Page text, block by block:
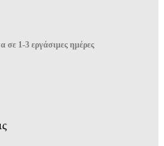
σε 1-3 εργάσιμες ημέρες